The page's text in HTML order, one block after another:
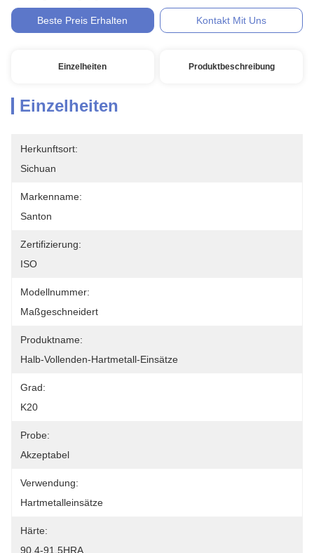
Beste Preis Erhalten Kontakt Mit Uns
Einzelheiten Produktbeschreibung
Einzelheiten
Herkunftsort:
Sichuan
Markenname:
Santon
Zertifizierung:
ISO
Modellnummer:
Maßgeschneidert
Produktname:
Halb-Vollenden-Hartmetall-Einsätze
Grad:
K20
Probe:
Akzeptabel
Verwendung:
Hartmetalleinsätze
Härte:
90.4-91.5HRA